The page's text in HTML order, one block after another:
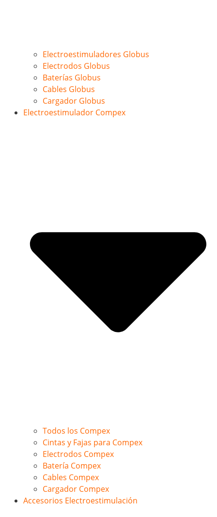
Electroestimuladores Globus
Electrodos Globus
Baterías Globus
Cables Globus
Cargador Globus
Electroestimulador Compex
Todos los Compex
Cintas y Fajas para Compex
Electrodos Compex
Batería Compex
Cables Compex
Cargador Compex
Accesorios Electroestimulación